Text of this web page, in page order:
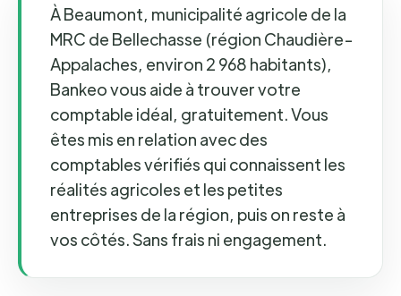
À Beaumont, municipalité agricole de la
MRC de Bellechasse (région Chaudière-
Appalaches, environ 2 968 habitants),
Bankeo vous aide à trouver votre
comptable idéal, gratuitement. Vous
êtes mis en relation avec des
comptables vérifiés qui connaissent les
réalités agricoles et les petites
entreprises de la région, puis on reste à
vos côtés. Sans frais ni engagement.